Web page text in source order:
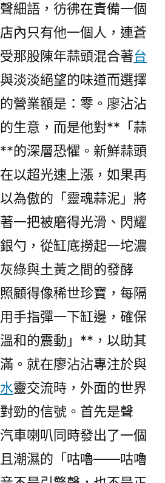
細語，彷彿在責備一個
內只有他一個人，連蒼
那股陳年蒜頭混合著台
淡淡絕望的味道而選擇
營業額是：零。廖沾沾
生意，而是他對**「蒜
的深層恐懼。新鮮蒜頭
以超光速上漲，如果再
為傲的「靈魂蒜泥」將
一把被磨得光滑、閃耀
勺，從缸底撈起一坨濃
綠與土黃之間的發酵
顧得像稀世珍寶，每隔
手指彈一下缸邊，確保
和的震動」**，以助其
。就在廖沾沾專注於與
靈交流時，外面的世界
勁的信號。首先是聲
車喇叭同時發出了一個
潮濕的「咕嚕——咕嚕